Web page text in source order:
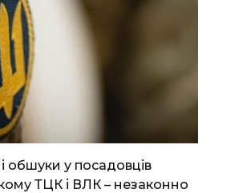
обшуки у посадовців
ТЦК і ВЛК – незаконно